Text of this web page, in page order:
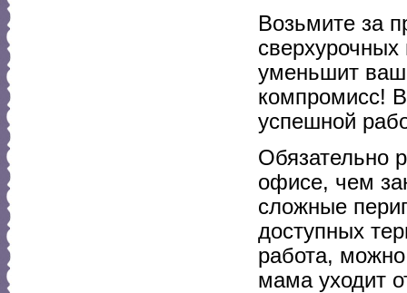
Возьмите за
уменьшит
компромисс!
успешной
Обязательно
офисе, чем
сложные
доступных
работа,
мама уходит